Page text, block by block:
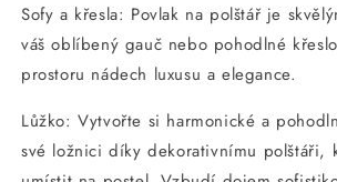
Sofy a křesla: Povlak na polštář je
váš oblíbený gauč nebo pohodlné
prostoru nádech luxusu a elegance.
Lůžko: Vytvořte si harmonické a
své ložnici díky dekorativnímu polštáři,